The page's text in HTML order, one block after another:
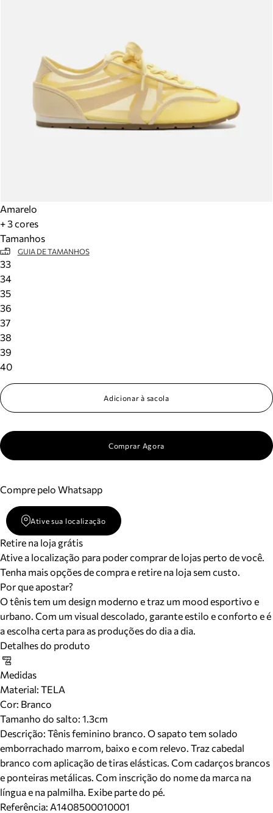
Amarelo
+ 3 cores
Tamanhos
GUIA DE TAMANHOS
33
34
35
36
37
38
39
40
Adicionar à sacola
Comprar Agora
Compre pelo Whatsapp
Ative sua localização
Retire na loja grátis
Ative a localização para poder comprar de lojas perto de você.
Tenha mais opções de compra e retire na loja sem custo.
Por que apostar?
O tênis tem um design moderno e traz um mood esportivo e
urbano. Com um visual descolado, garante estilo e conforto e é
a escolha certa para as produções do dia a dia.
Detalhes do produto
Medidas
Material: TELA
Cor: Branco
Tamanho do salto: 1.3cm
Descrição: Tênis feminino branco. O sapato tem solado
emborrachado marrom, baixo e com relevo. Traz cabedal
branco com aplicação de tiras elásticas. Com cadarços brancos
e ponteiras metálicas. Com inscrição do nome da marca na
língua e na palmilha. Exibe parte do pé.
Referência: A1408500010001